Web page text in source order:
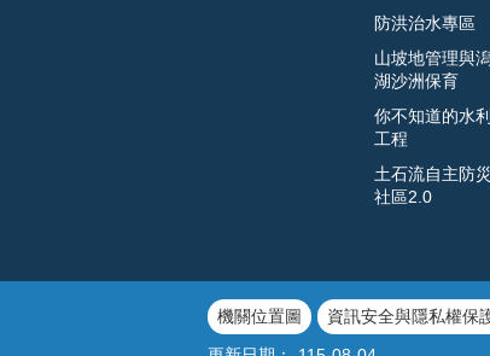
防洪治水專區
山坡地管理與
湖沙洲保育
你不知道的水利
工程
土石流自主防災
社區2.0
機關位置圖 資訊安全與隱私權保